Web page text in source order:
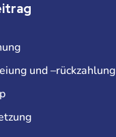
und –rückzahlung